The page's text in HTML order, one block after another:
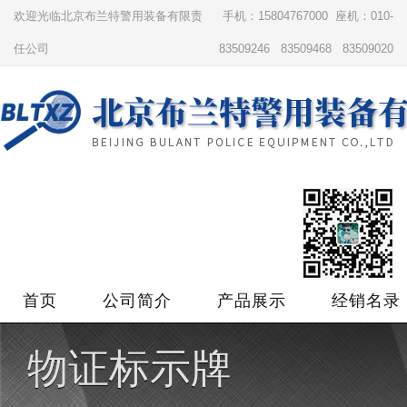
欢迎光临北京布兰特警用装备有限责
任公司
手机：15804767000 座机：010-
83509246 83509468 83509020
首页 公司简介 产品展示 经销名录
物证标示牌